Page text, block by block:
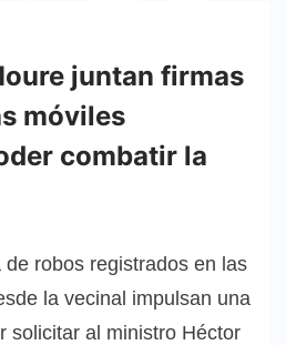
juntan firmas
móviles
combatir la
robos registrados en las
la vecinal impulsan una
solicitar al ministro Héctor